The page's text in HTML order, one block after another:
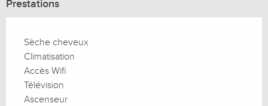
Prestations
Sèche cheveux
Climatisation
Accès Wifi
Télévision
Ascenseur